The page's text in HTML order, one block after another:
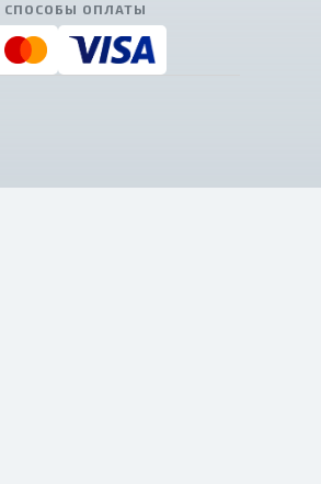
СПОСОБЫ ОПЛАТЫ